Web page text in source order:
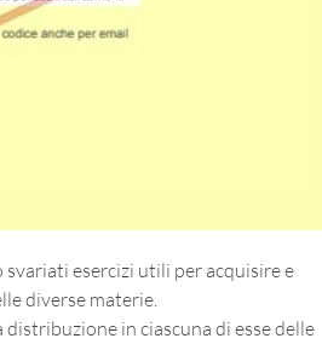
esercizi utili per acquisire e
diverse materie.
distribuzione in ciascuna di esse delle